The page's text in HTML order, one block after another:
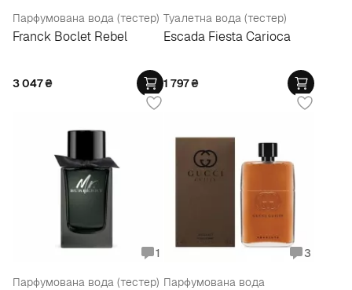
Парфумована вода (тестер)
Franck Boclet Rebel
3 047₴
Туалетна вода (тестер)
Escada Fiesta Carioca
1 797₴
1
Парфумована вода (тестер)
3
Парфумована вода